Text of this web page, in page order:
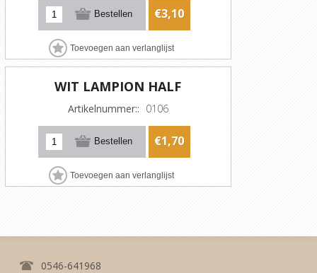
€3,10
WIT LAMPION HALF
Artikelnummer:: 0106
€1,70
0546-641968